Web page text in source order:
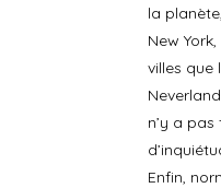
la
New
villes que
n’y a
Enfin,